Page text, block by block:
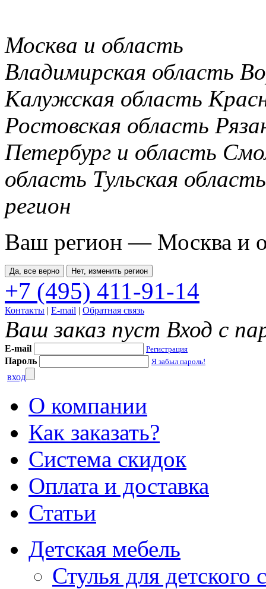
Москва и область
Владимирская область
Калужская область
Ростовская область
Петербург и область
область Тульская область
регион
Ваш регион — Москва и
Да, все верно Нет, изменить регион
+7 (495) 411-91-14
Контакты | E-mail | Обратная связь
Ваш заказ пуст Вход с
E-mail Регистрация
Пароль Я забыл пароль!
вход
О компании
Как заказать?
Система скидок
Оплата и доставка
Статьи
Детская мебель
Стулья для детского